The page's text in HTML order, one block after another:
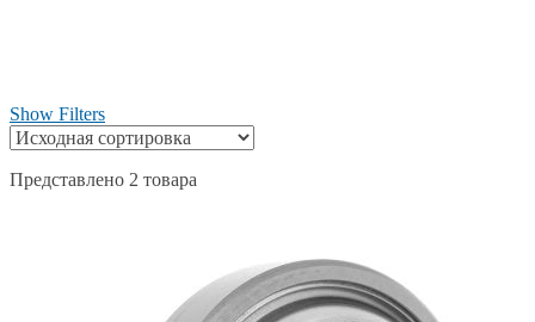
Show Filters
Представлено 2 товара